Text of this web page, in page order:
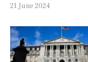
21 June 2024